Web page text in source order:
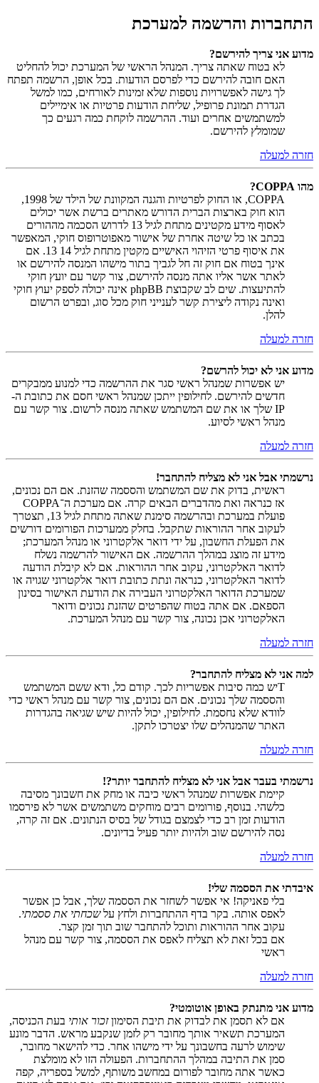
התחברות והרשמה למערכת
מדוע אני צריך להירשם?
לא בטוח שאתה צריך. המנהל הראשי של המערכת יכול להחליט
האם חובה להירשם כדי לפרסם הודעות. בכל אופן, הרשמה תפתח
לך גישה לאפשרויות נוספות שלא זמינות לאורחים, כמו למשל
הגדרת תמונת פרופיל, שליחת הודעות פרטיות או אימיילים
למשתמשים אחרים ועוד. ההרשמה לוקחת כמה רגעים כך
שמומלץ להירשם.
חזרה למעלה
מהו COPPA?
COPPA, או החוק לפרטיות והגנה המקוונת של הילד של 1998,
הוא חוק בארצות הברית הדורש מאתרים ברשת אשר יכולים
לאסוף מידע מקטינים מתחת לגיל 13 לדרוש הסכמה מההורים
בכתב או כל שיטה אחרת של אישור מאפוטרופוס חוקי, המאפשר
את איסוף פרטי הזיהוי האישיים מקטין מתחת לגיל 14 13. אם
אינך בטוח אם חוק זה חל לגביך בתור מישהו המנסה להירשם או
לאתר אשר אליו אתה מנסה להירשם, צור קשר עם יועץ חוקי
להתיעצות. שים לב שקבוצת phpBB אינה יכולה לספק יעוץ חוקי
ואינה נקודה ליצירת קשר לענייני חוק מכל סוג, ובפרט הרשום
להלן.
חזרה למעלה
מדוע אני לא יכול להרשם?
יש אפשרות שמנהל ראשי סגר את ההרשמה כדי למנוע ממבקרים
חדשים להירשם. לחילופין ייתכן שמנהל ראשי חסם את כתובת ה-
IP שלך או את שם המשתמש שאתה מנסה לרשום. צור קשר עם
מנהל ראשי לסיוע.
חזרה למעלה
נרשמתי אבל אני לא מצליח להתחבר!
ראשית, בדוק את שם המשתמש והססמה שהזנת. אם הם נכונים,
אז כנראה ואת מהדברים הבאים קרה. אם מערכת ה־COPPA
פועלת במערכת ובהרשמה סימנת שאתה מתחת לגיל 13, תצטרך
לעקוב אחר ההוראות שתקבל. בחלק ממערכות הפורומים דורשים
את הפעלת החשבון, על ידי דואר אלקטרוני או מנהל המערכת;
מידע זה מוצג במהלך ההרשמה. אם האישור להרשמה נשלח
לדואר האלקטרוני, עקוב אחר ההוראות. אם לא קיבלת הודעה
לדואר האלקטרוני, כנראה ונתת כתובת דואר אלקטרוני שגויה או
שמערכת הדואר האלקטרוני העבירה את הודעת האישור בסינון
הספאם. אם אתה בטוח שהפרטים שהזנת נכונים ודואר
האלקטרוני אכן נכונה, צור קשר עם מנהל המערכת.
חזרה למעלה
למה אני לא מצליח להתחבר?
Tיש כמה סיבות אפשריות לכך. קודם כל, ודא ששם המשתמש
והססמה שלך נכונים. אם הם נכונים, צור קשר עם מנהל ראשי כדי
לוודא שלא נחסמת. לחילופין, יכול להיות שיש שגיאה בהגדרות
האתר שהמנהלים שלו יצטרכו לתקן.
חזרה למעלה
נרשמתי בעבר אבל אני לא מצליח להתחבר יותר?!
קיימת אפשרות שמנהל ראשי כיבה או מחק את חשבונך מסיבה
כלשהי. בנוסף, פורומים רבים מוחקים משתמשים אשר לא פירסמו
הודעות זמן רב כדי לצמצם בגודל של בסיס הנתונים. אם זה קרה,
נסה להירשם שוב ולהיות יותר פעיל בדיונים.
חזרה למעלה
איבדתי את הססמה שלי!
בלי פאניקה! אי אפשר לשחזר את הססמה שלך, אבל כן אפשר
לאפס אותה. בקר בדף ההתחברות ולחץ עלשכחתי את ססמתי.
עקוב אחר ההוראות ותוכל להתחבר שוב תוך זמן קצר.
אם בכל זאת לא תצליח לאפס את הססמה, צור קשר עם מנהל
ראשי
חזרה למעלה
מדוע אני מתנתק באופן אוטומטי?
אם לא תסמן את לבדוק את תיבת הסימוןזכור אותי בעת הכניסה,
המערכת תשאיר אותך מחובר רק לזמן שנקבע מראש. הדבר מונע
שימוש לרעה בחשבונך על ידי מישהו אחר. כדי להישאר מחובר,
סמן את התיבה במהלך ההתחברות. הפעולה הזו לא מומלצת
כאשר אתה מחובר לפורום במחשב משותף, למשל בספריה, קפה